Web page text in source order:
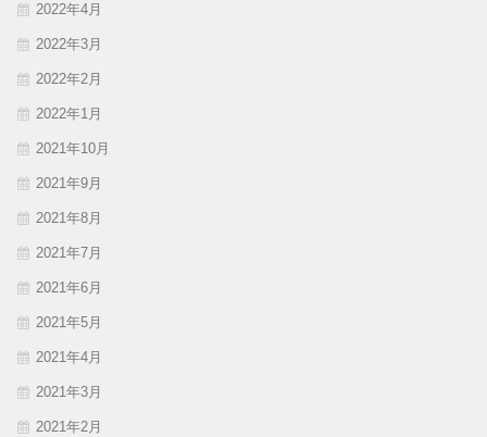
2022年4月
2022年3月
2022年2月
2022年1月
2021年10月
2021年9月
2021年8月
2021年7月
2021年6月
2021年5月
2021年4月
2021年3月
2021年2月